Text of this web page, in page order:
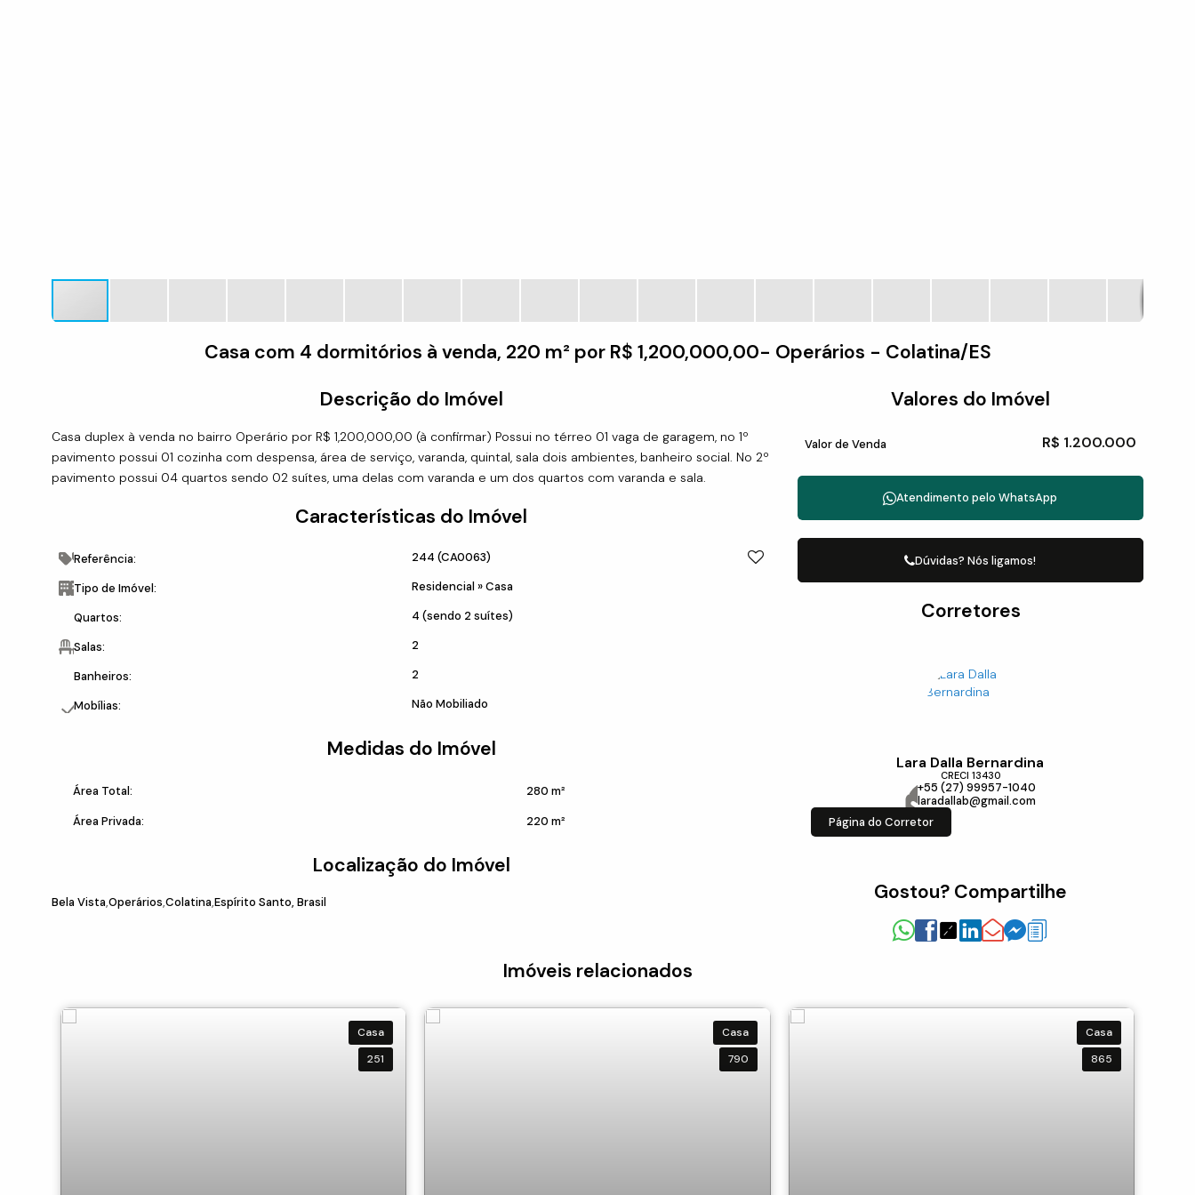
Casa com 4 dormitórios à venda, 220 m² por R$ 1,200,000,00- Operários - Colatina/ES
Descrição do Imóvel
Casa duplex à venda no bairro Operário por R$ 1,200,000,00 (à confirmar) Possui no térreo 01 vaga de garagem, no 1º
pavimento possui 01 cozinha com despensa, área de serviço, varanda, quintal, sala dois ambientes, banheiro social. No 2º
pavimento possui 04 quartos sendo 02 suítes, uma delas com varanda e um dos quartos com varanda e sala.
Características do Imóvel
Referência: 244 (CA0063)
Tipo de Imóvel: Residencial »Casa
Quartos: 4 (sendo 2 suítes)
Salas: 2
Banheiros: 2
Mobílias: Não Mobiliado
Medidas do Imóvel
Área Total:
280 m²
Área Privada:
220 m²
Localização do Imóvel
Bela Vista Operários Colatina Espírito Santo, Brasil
Valores do Imóvel
R$ 1.200.000
Valor de Venda
Atendimento peloWhatsApp
Dúvidas? Nós ligamos!
Corretores
Lara Dalla Bernardina
CRECI 13430
+55 (27) 99957-1040
laradallab@gmail.com
Página do Corretor
Gostou? Compartilhe
Imóveis relacionados
Casa
251
Casa
790
Casa
865